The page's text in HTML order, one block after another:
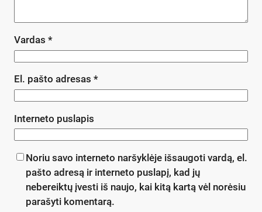
Vardas *
El. pašto adresas *
Interneto puslapis
Noriu savo interneto naršyklėje išsaugoti vardą, el.
pašto adresą ir interneto puslapį, kad jų
nebereiktų įvesti iš naujo, kai kitą kartą vėl norėsiu
parašyti komentarą.